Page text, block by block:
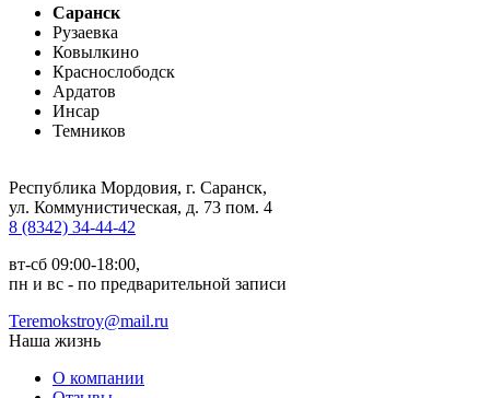
Саранск
Рузаевка
Ковылкино
Краснослободск
Ардатов
Инсар
Темников
Республика Мордовия, г. Саранск,
ул. Коммунистическая, д. 73 пом. 4
8 (8342) 34-44-42
вт-сб 09:00-18:00,
пн и вс - по предварительной записи
Teremokstroy@mail.ru
Наша жизнь
О компании